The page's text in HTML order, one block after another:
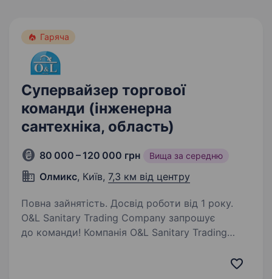
Гаряча
Супервайзер торгової
команди (інженерна
сантехніка, область)
80 000 – 120 000 грн Вища за середню
Олмикс, Київ, 7,3 км від центру
Повна зайнятість. Досвід роботи від 1 року.
O&L Sanitary Trading Company запрошує
до команди! Компанія O&L Sanitary Trading